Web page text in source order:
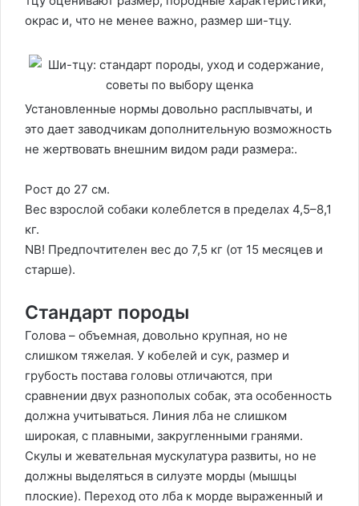
окрас и, что не менее важно, размер ши-тцу.
Установленные нормы довольно расплывчаты, и
это дает заводчикам дополнительную возможность
не жертвовать внешним видом ради размера:.
Рост до 27 см.
Вес взрослой собаки колеблется в пределах 4,5–8,1
кг.
NB! Предпочтителен вес до 7,5 кг (от 15 месяцев и
старше).
Стандарт породы
Голова – объемная, довольно крупная, но не
слишком тяжелая. У кобелей и сук, размер и
грубость постава головы отличаются, при
сравнении двух разнополых собак, эта особенность
должна учитываться. Линия лба не слишком
широкая, с плавными, закругленными гранями.
Скулы и жевательная мускулатура развиты, но не
должны выделяться в силуэте морды (мышцы
плоские). Переход ото лба к морде выраженный и